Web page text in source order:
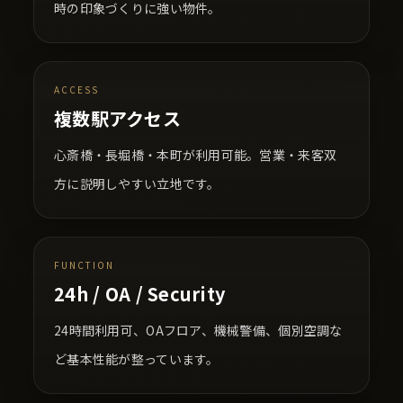
時の印象づくりに強い物件。
ACCESS
複数駅アクセス
心斎橋・長堀橋・本町が利用可能。営業・来客双
方に説明しやすい立地です。
FUNCTION
24h / OA / Security
24時間利用可、OAフロア、機械警備、個別空調な
ど基本性能が整っています。